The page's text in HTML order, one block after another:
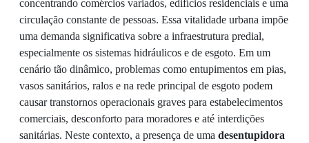
concentrando comércios variados, edifícios residenciais e uma
circulação constante de pessoas. Essa vitalidade urbana impõe
uma demanda significativa sobre a infraestrutura predial,
especialmente os sistemas hidráulicos e de esgoto. Em um
cenário tão dinâmico, problemas como entupimentos em pias,
vasos sanitários, ralos e na rede principal de esgoto podem
causar transtornos operacionais graves para estabelecimentos
comerciais, desconforto para moradores e até interdições
sanitárias. Neste contexto, a presença de uma desentupidora